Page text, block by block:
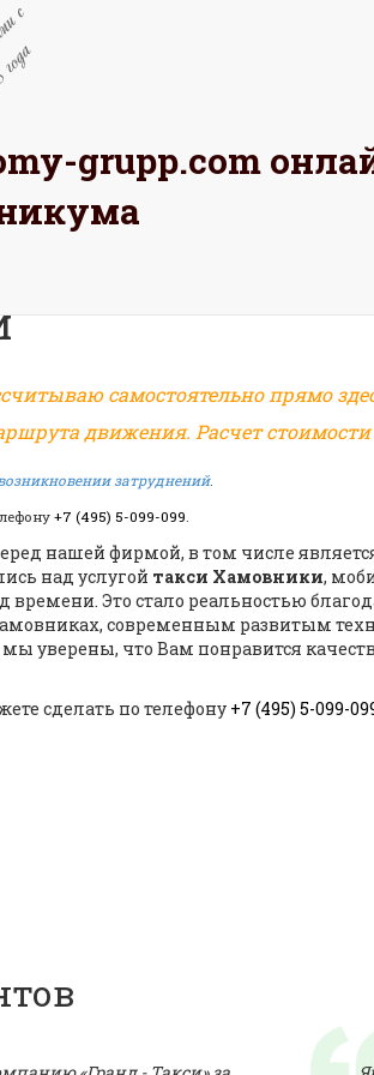
grupp.com
самостоятельно прямо
движения. Расчет
затруднений.
+7 (495) 5-099-099.
нашей фирмой, в том числе
над услугой такси Хамовники,
Это стало реальностью
современным развитым
уверены, что Вам понравится
сделать по телефону +7 (495) 5-099-